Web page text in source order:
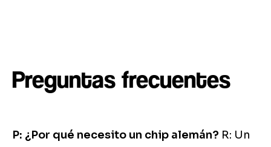
Preguntas frecuentes
P: ¿Por qué necesito un chip alemán? R: Un